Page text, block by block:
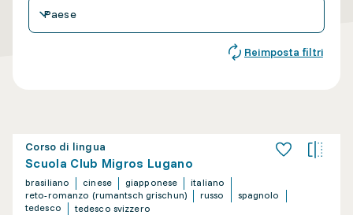
Paese
Reimposta filtri
Corso di lingua
Scuola Club Migros Lugano
brasiliano cinese giapponese
italiano
reto-romanzo (rumantsch grischun)
russo
spagnolo
tedesco
tedesco svizzero